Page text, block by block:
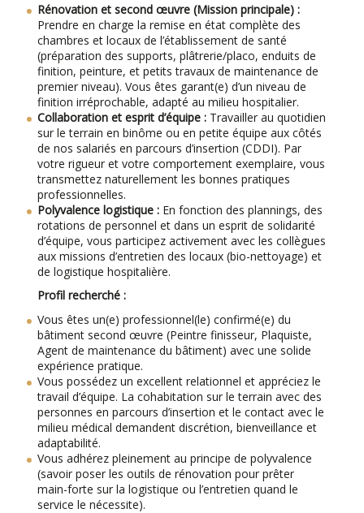
Rénovation et second œuvre (Mission principale) :
Prendre en charge la remise en état complète des
chambres et locaux de l’établissement de santé
(préparation des supports, plâtrerie/placo, enduits de
finition, peinture, et petits travaux de maintenance de
premier niveau). Vous êtes garant(e) d’un niveau de
finition irréprochable, adapté au milieu hospitalier.
Collaboration et esprit d’équipe : Travailler au quotidien
sur le terrain en binôme ou en petite équipe aux côtés
de nos salariés en parcours d’insertion (CDDI). Par
votre rigueur et votre comportement exemplaire, vous
transmettez naturellement les bonnes pratiques
professionnelles.
Polyvalence logistique : En fonction des plannings, des
rotations de personnel et dans un esprit de solidarité
d’équipe, vous participez activement avec les collègues
aux missions d’entretien des locaux (bio-nettoyage) et
de logistique hospitalière.
Profil recherché :
Vous êtes un(e) professionnel(le) confirmé(e) du
bâtiment second œuvre (Peintre finisseur, Plaquiste,
Agent de maintenance du bâtiment) avec une solide
expérience pratique.
Vous possédez un excellent relationnel et appréciez le
travail d’équipe. La cohabitation sur le terrain avec des
personnes en parcours d’insertion et le contact avec le
milieu médical demandent discrétion, bienveillance et
adaptabilité.
Vous adhérez pleinement au principe de polyvalence
(savoir poser les outils de rénovation pour prêter
main-forte sur la logistique ou l’entretien quand le
service le nécessite).